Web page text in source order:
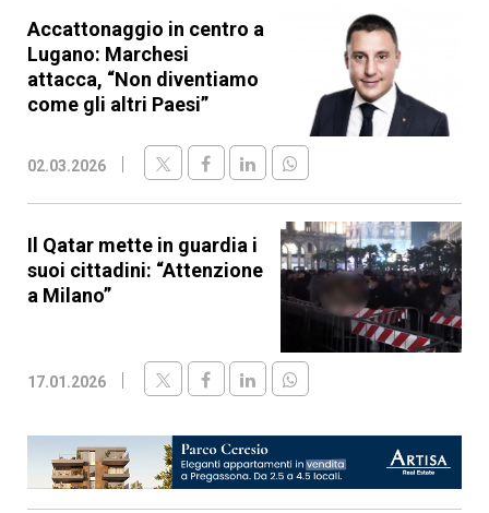
Accattonaggio in centro a
Lugano: Marchesi
attacca, “Non diventiamo
come gli altri Paesi”
02.03.2026
Il Qatar mette in guardia i
suoi cittadini: “Attenzione
a Milano”
17.01.2026